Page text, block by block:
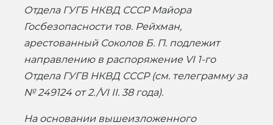
Отдела ГУГБ НКВД СССР Майора
Госбезопасности тов. Рейхман,
арестованный Соколов Б. П. подлежит
направлению в распоряжение VI 1-го
Отдела ГУГВ НКВД СССР (см. телеграмму за
№ 249124 от 2./VI II. 38 года).
На основании вышеизложенного